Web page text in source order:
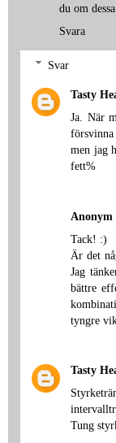
du om
Svara
Svar
Tasty
Ja. När
men jag
fett%
Anonym
Tack! :)
Är det
Jag
bättre
tyngre
Tasty
Tung